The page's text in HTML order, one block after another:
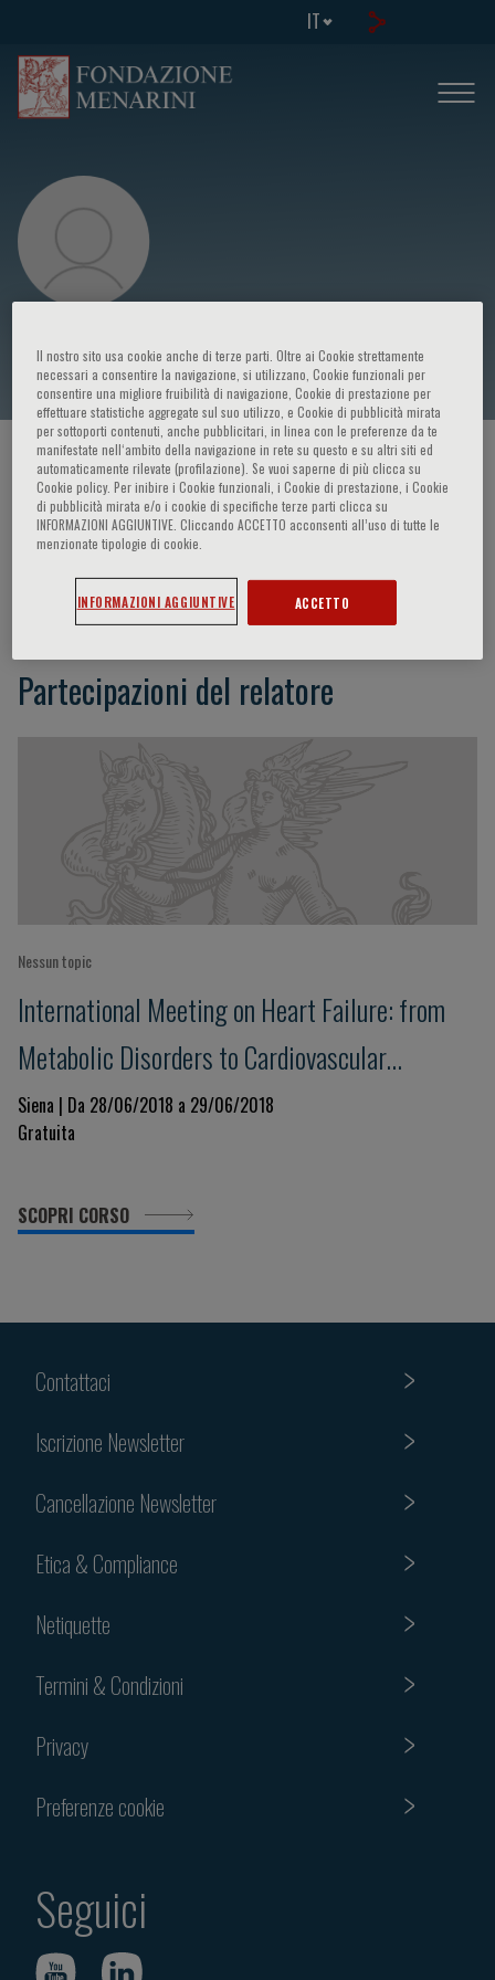
IT
Giulio G. Stefanini
HOME PAGE / CORSI ED EVENTI / RELATORE
Giulio G. Stefanini
Partecipazioni del relatore
Nessun topic
International Meeting on Heart Failure: from
Metabolic Disorders to Cardiovascular
Dysfunction
Siena | Da 28/06/2018 a 29/06/2018
Gratuita
SCOPRI CORSO
Contattaci
Iscrizione Newsletter
Cancellazione Newsletter
Etica & Compliance
Netiquette
Termini & Condizioni
Privacy
Preferenze cookie
Seguici
Il nostro sito usa cookie anche di terze parti. Oltre ai Cookie strettamente
necessari a consentire la navigazione, si utilizzano, Cookie funzionali per
consentire una migliore fruibilità di navigazione, Cookie di prestazione per
effettuare statistiche aggregate sul suo utilizzo, e Cookie di pubblicità mirata
per sottoporti contenuti, anche pubblicitari, in linea con le preferenze da te
manifestate nell‘ambito della navigazione in rete su questo e su altri siti ed
automaticamente rilevate (profilazione). Se vuoi saperne di più clicca su
Cookie policy. Per inibire i Cookie funzionali, i Cookie di prestazione, i Cookie
di pubblicità mirata e/o i cookie di specifiche terze parti clicca su
INFORMAZIONI AGGIUNTIVE. Cliccando ACCETTO acconsenti all’uso di tutte le
menzionate tipologie di cookie.
INFORMAZIONI AGGIUNTIVE ACCETTO